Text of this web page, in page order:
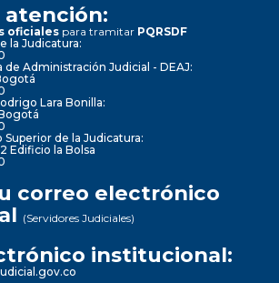
atención:
oficiales para tramitar PQRSDF
la Judicatura:
Administración Judicial - DEAJ:
Lara Bonilla:
Superior de la Judicatura:
Edificio la Bolsa
correo electrónico
(Servidores Judiciales)
institucional: